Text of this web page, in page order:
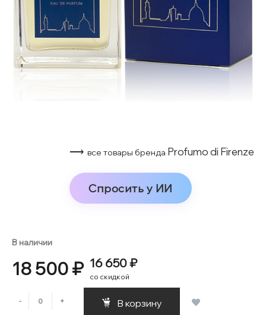
⟶ все товары бренда Profumo di Firenze
Спросить у ИИ
В наличии
18 500 ₽ 16 650 ₽
со скидкой
- + В корзину